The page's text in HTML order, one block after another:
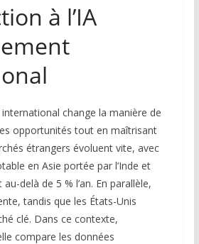
à l’IA
international change la manière de
opportunités tout en maîtrisant
étrangers évoluent vite, avec
en Asie portée par l’Inde et
delà de 5 % l’an. En parallèle,
tandis que les États-Unis
clé. Dans ce contexte,
compare les données